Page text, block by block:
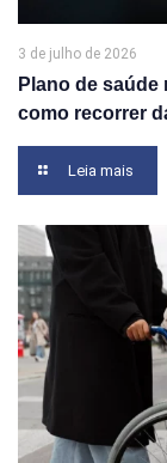
3 de julho de 2026
Plano de
como recorrer
Leia mais